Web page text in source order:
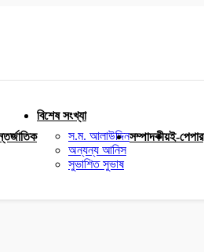
বিশেষ সংখ্যা
স.ম. আলাউদ্দিন
অন্যন্য আনিস
সুভাশিত সুভাষ
সম্পাদকীয়ই-পেপার